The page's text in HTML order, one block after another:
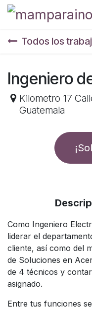
Ir al contenido
Todos los
Ingeniero
Kilometro 17
Guatemala
Como Ingeniero
liderar el
cliente, así como del
de Soluciones en
de 4 técnicos y
asignado.
Entre tus funciones